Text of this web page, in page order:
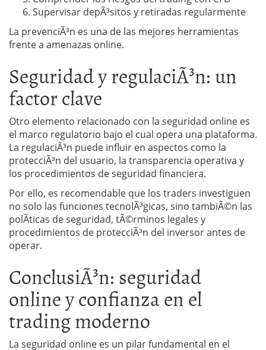
Supervisar depÃ³sitos y retiradas regularmente
La prevenciÃ³n es una de las mejores herramientas
frente a amenazas online.
Seguridad y regulaciÃ³n: un
factor clave
Otro elemento relacionado con la seguridad online es
el marco regulatorio bajo el cual opera una plataforma.
La regulaciÃ³n puede influir en aspectos como la
protecciÃ³n del usuario, la transparencia operativa y
los procedimientos de seguridad financiera.
Por ello, es recomendable que los traders investiguen
no solo las funciones tecnolÃ³gicas, sino tambiÃ©n las
polÃ­ticas de seguridad, tÃ©rminos legales y
procedimientos de protecciÃ³n del inversor antes de
operar.
ConclusiÃ³n: seguridad
online y confianza en el
trading moderno
La seguridad online es un pilar fundamental en el